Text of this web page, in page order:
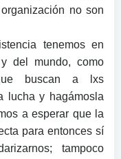
no son
tenemos en
del mundo, como
buscan a lxs
lucha y hagámosla
a esperar que la
para entonces sí
tampoco